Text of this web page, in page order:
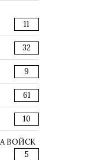
11
32
9
61
10
ВОЙСК
5